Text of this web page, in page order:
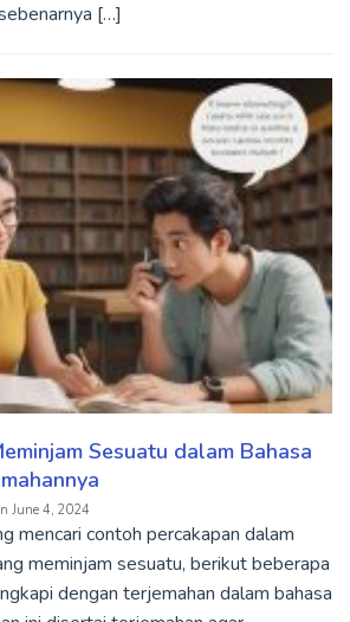
[…]
Sesuatu dalam Bahasa
June 4, 2024
mencari contoh percakapan dalam
meminjam sesuatu, berikut beberapa
dengan terjemahan dalam bahasa